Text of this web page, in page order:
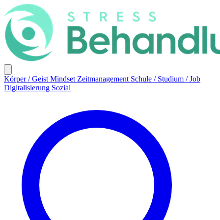
Körper / Geist Mindset Zeitmanagement Schule / Studium / Job
Digitalisierung Sozial